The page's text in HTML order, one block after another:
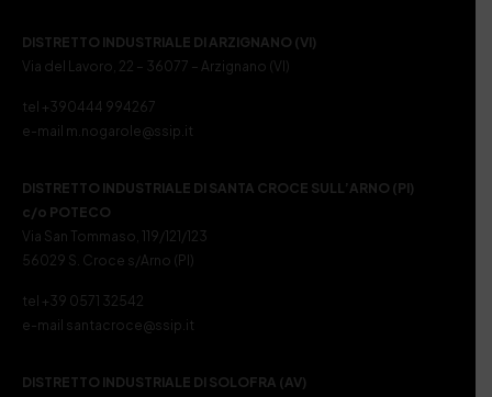
DISTRETTO INDUSTRIALE DI ARZIGNANO (VI)
Via del Lavoro, 22 – 36077 – Arzignano (VI)
tel +390444 994267
e-mail m.nogarole@ssip.it
DISTRETTO INDUSTRIALE DI SANTA CROCE SULL’ARNO (PI)
c/o POTECO
Via San Tommaso, 119/121/123
56029 S. Croce s/Arno (PI)
tel +39 0571 32542
e-mail santacroce@ssip.it
DISTRETTO INDUSTRIALE DI SOLOFRA (AV)